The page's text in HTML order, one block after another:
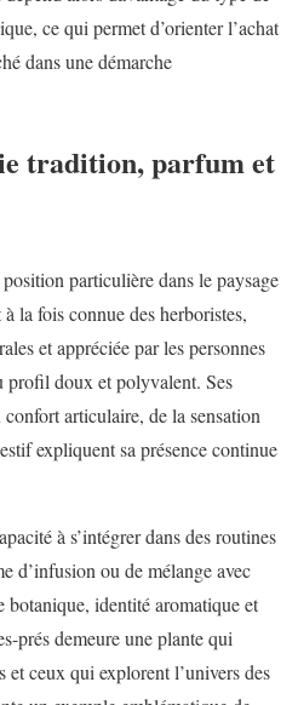
ce qui permet d’orienter l’achat
dans une démarche
tradition, parfum et
particulière dans le paysage
la fois connue des herboristes,
et appréciée par les personnes
profil doux et polyvalent. Ses
articulaire, de la sensation
expliquent sa présence continue
à s’intégrer dans des routines
d’infusion ou de mélange avec
botanique, identité aromatique et
prés demeure une plante qui
et ceux qui explorent l’univers des